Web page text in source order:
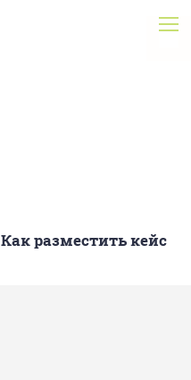
Как разместить кейс